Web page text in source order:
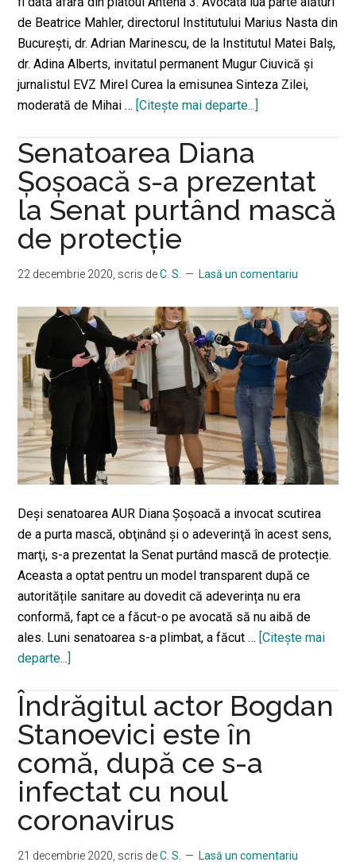
de Beatrice Mahler, directorul Institutului Marius Nasta din
Bucureşti, dr. Adrian Marinescu, de la Institutul Matei Balș,
dr. Adina Alberts, invitatul permanent Mugur Ciuvică și
jurnalistul EVZ Mirel Curea la emisunea Sinteza Zilei,
moderată de Mihai … [Citeşte mai departe...]
Gâdea
și
“Ascultaţi
Să
ştiţi
o
chestie,
la
doamnă,
e
uşor
Este
o
chestie
lipsită
de
politeţe
şi
Senatoarea Diana
Şoşoacă s-a prezentat
la Senat purtând mască
de protecție
22 decembrie 2020 , scris deC. S. Lasă un comentariu
Deşi senatoarea AUR Diana Şoşoacă a invocat scutirea
de a purta mască, obţinând şi o adeverinţă în acest sens,
marţi, s-a prezentat la Senat purtând mască de protecție.
Aceasta a optat pentru un model transparent după ce
autoritățile sanitare au dovedit că adeverința nu era
conformă, fapt ce a făcut-o pe avocată să nu aibă de
ales. Luni senatoarea s-a plimbat, a făcut … [Citeşte mai
departe...]
Şoşoacă
s-
a
prezentat
Senat
purtând
Îndrăgitul actor Bogdan
Stanoevici este în
comă, după ce s-a
infectat cu noul
coronavirus
21 decembrie 2020 , scris deC. S. Lasă un comentariu